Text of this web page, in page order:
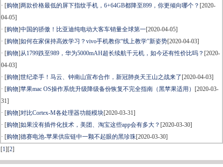
· [购物]两款价格最低的屏下指纹手机，6+64GB都降至899，你更倾向哪个？ [2020-
04-05]
· [购物]中国的骄傲！比亚迪纯电动大客车销量全球第一[2020-04-05]
· [购物]如何在家保持高效学习？vivo手机教你“线上教学”新姿势[2020-04-03]
· [购物]从1799跌至989，华为5000mAH超长续航千元机，如今还有性价比吗？ [2020-
04-03]
· [购物]世纪牵手！马云、钟南山宣布合作，新冠肺炎天王山之战来了 [2020-04-03]
· [购物]苹果mac OS操作系统升级降级备份恢复不完全指南（黑苹果适用） [2020-03-
31]
· [购物]对比Cortex-M各处理器功能模块[2020-03-31]
· [购物]如果没有插件化技术，美团、淘宝这些app会有多大？ [2020-03-30]
· [购物]德赛电池-苹果供应链中一颗不起眼的黑珍珠[2020-03-30]
[1][2]